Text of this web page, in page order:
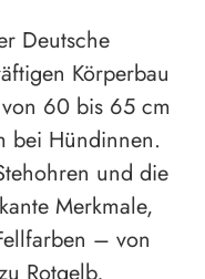
Deutsche
Körperbau
60 bis 65 cm
bei Hündinnen.
und die
Merkmale,
– von
Rotgelb,